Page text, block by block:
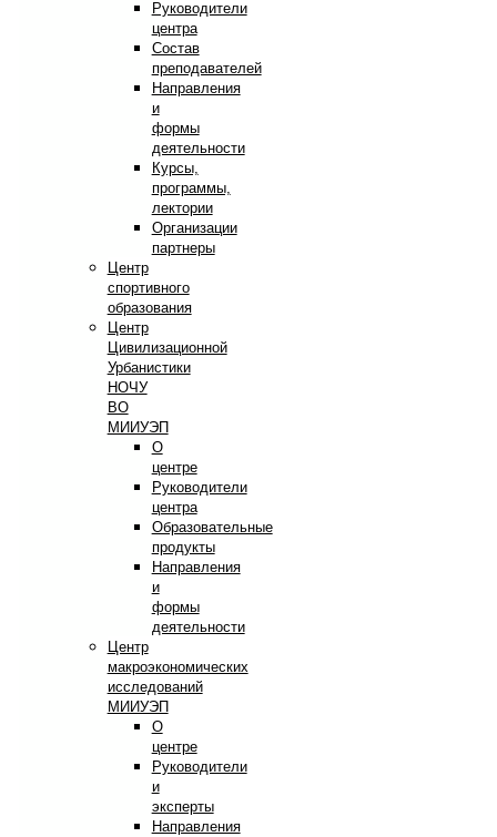
Руководители
центра
Состав
преподавателей
Направления
и
формы
деятельности
Курсы,
программы,
лектории
Организации
партнеры
Центр
спортивного
образования
Центр
Цивилизационной
Урбанистики
НОЧУ
ВО
МИИУЭП
О
центре
Руководители
центра
Образовательные
продукты
Направления
и
формы
деятельности
Центр
макроэкономических
исследований
МИИУЭП
О
центре
Руководители
и
эксперты
Направления